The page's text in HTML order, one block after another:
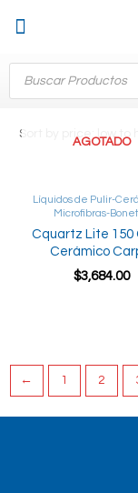
AGOTADO
Líquidos de Pulir-
Microfibras-
Cquartz Lite 150
Cerámico
$3,684.00
← 1 2